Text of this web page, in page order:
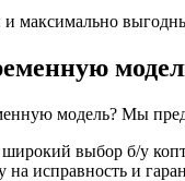
максимально
модель? Мы
выбор б/у
исправность и